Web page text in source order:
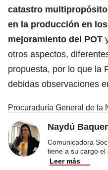
catastro
en la producción en
mejoramiento del POT
otros aspectos,
propuesta, por lo que la
debidas observaciones
Procuraduría General de la
Naydú
Comunicadora
tiene a su cargo el
Leer más